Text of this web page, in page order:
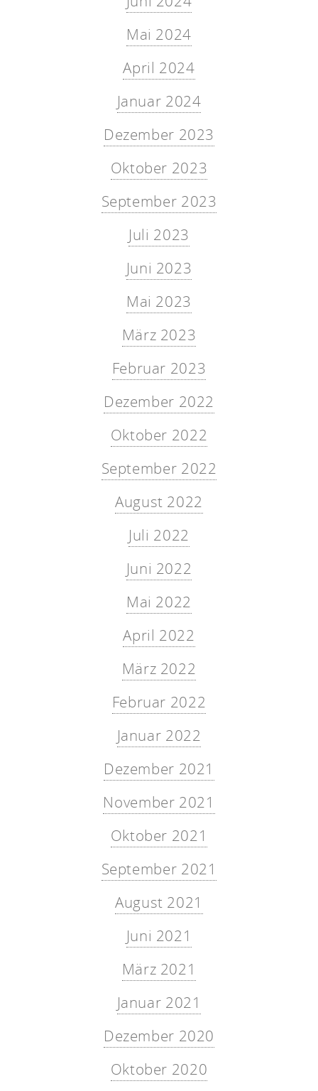
Mai 2024
April 2024
Januar 2024
Dezember 2023
Oktober 2023
September 2023
Juli 2023
Juni 2023
Mai 2023
März 2023
Februar 2023
Dezember 2022
Oktober 2022
September 2022
August 2022
Juli 2022
Juni 2022
Mai 2022
April 2022
März 2022
Februar 2022
Januar 2022
Dezember 2021
November 2021
Oktober 2021
September 2021
August 2021
Juni 2021
März 2021
Januar 2021
Dezember 2020
Oktober 2020